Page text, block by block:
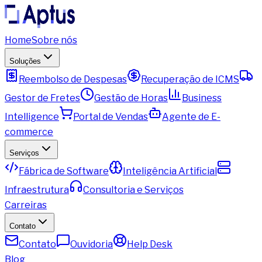
HomeSobre nós
Soluções
Reembolso de Despesas
Recuperação de ICMS
Gestor de Fretes
Gestão de Horas
Business
Intelligence
Portal de Vendas
Agente de E-
commerce
Serviços
Fábrica de Software
Inteligência Artificial
Infraestrutura
Consultoria e Serviços
Carreiras
Contato
Contato Ouvidoria
Help Desk
Blog